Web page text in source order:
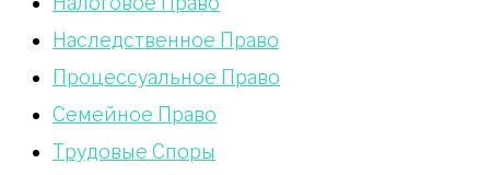
Наследственное Право
Процессуальное Право
Сeмейное Право
Трудовые Споры